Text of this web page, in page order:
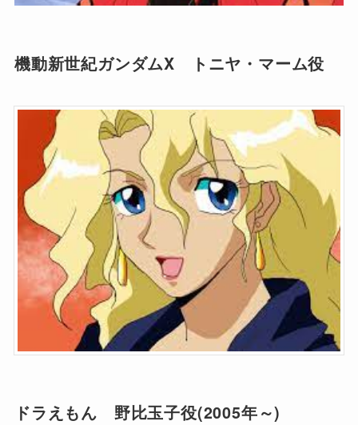
機動新世紀ガンダムX トニヤ・マーム役
ドラえもん 野比玉子役(2005年～)